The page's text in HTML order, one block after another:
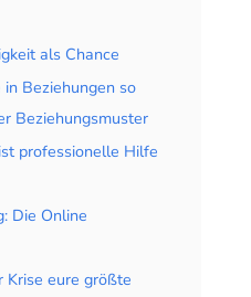
als Chance
Beziehungen so
Beziehungsmuster
professionelle Hilfe
Die Online
Krise eure größte